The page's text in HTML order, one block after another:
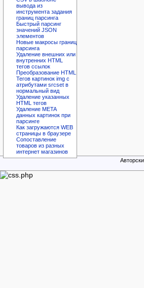
вывода из
инструмента задания
границ парсинга
Быстрый парсинг
значений JSON
элементов
Новые макросы границ
парсинга
Удаление внешних или
внутренних HTML
тегов ссылок
Преобразование HTML
Тегов картинок img с
атрибутами srcset в
нормальный вид
Удаление указанных
HTML тегов
Удаление META
данных картинок при
парсинге
Как загружаются WEB
страницы в браузере
Сопоставление
товаров из разных
интернет магазинов